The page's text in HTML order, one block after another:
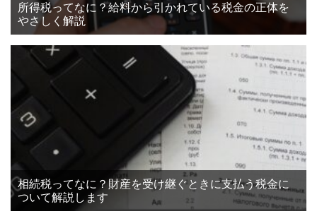
所得税ってなに？給料から引かれている税金の正体を
やさしく解説
相続税ってなに？財産を受け継ぐときに支払う税金に
ついて解説します